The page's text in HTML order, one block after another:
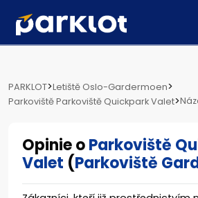
PARKLOT>Letiště Oslo-Gardermoen>
Parkoviště Parkoviště Quickpark Valet>
Opinie oParkoviště
Valet (Parkoviště